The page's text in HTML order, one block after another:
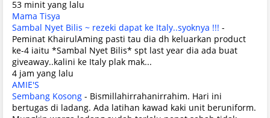
53 minit yang lalu
Mama Tisya
Sambal Nyet Bilis ~ rezeki dapat ke Italy..syoknya !!! -
Peminat KhairulAming pasti tau dia dh keluarkan product
ke-4 iaitu *Sambal Nyet Bilis* spt last year dia ada buat
giveaway..kalini ke Italy plak mak...
4 jam yang lalu
AMIE'S
Sembang Kosong - Bismillahirrahanirrahim. Hari ini
bertugas di ladang. Ada latihan kawad kaki unit beruniform.